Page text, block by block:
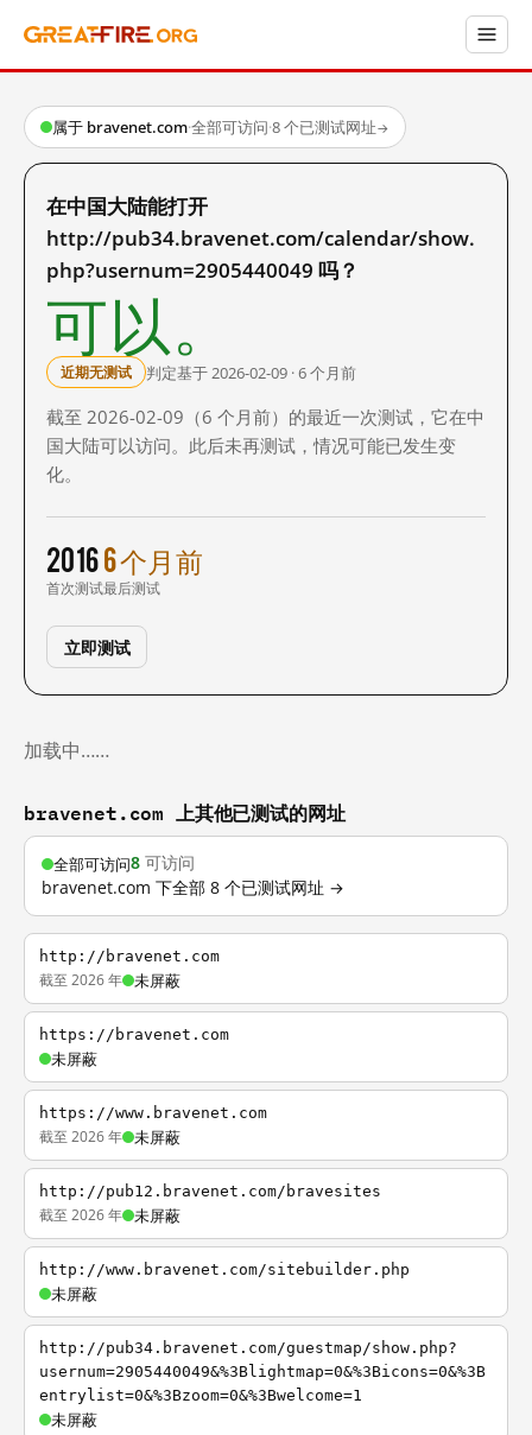
属于 bravenet.com·全部可访问·8 个已测试网址→
在中国大陆能打开
http://pub34.bravenet.com/calendar/show.
php?usernum=2905440049 吗？
可以。
近期无测试 判定基于 2026-02-09 · 6 个月前
截至 2026-02-09（6 个月前）的最近一次测试，它在中
国大陆可以访问。此后未再测试，情况可能已发生变
化。
2016
首次测试
6 个月前
最后测试
立即测试
加载中……
bravenet.com 上其他已测试的网址
全部可访问8 可访问
bravenet.com 下全部 8 个已测试网址 →
http://bravenet.com
截至 2026 年 未屏蔽
https://bravenet.com
未屏蔽
https://www.bravenet.com
截至 2026 年 未屏蔽
http://pub12.bravenet.com/bravesites
截至 2026 年 未屏蔽
http://www.bravenet.com/sitebuilder.php
未屏蔽
http://pub34.bravenet.com/guestmap/show.php?
usernum=2905440049&%3Blightmap=0&%3Bicons=0&%3B
entrylist=0&%3Bzoom=0&%3Bwelcome=1
未屏蔽